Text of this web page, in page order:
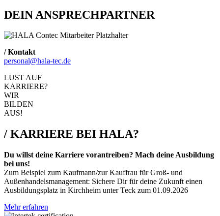
DEIN ANSPRECHPARTNER
/ Kontakt
personal@hala-tec.de
LUST AUF
KARRIERE?
WIR
BILDEN
AUS!
/ KARRIERE BEI HALA?
Du willst deine Karriere vorantreiben? Mach deine Ausbildung
bei uns!
Zum Beispiel zum Kaufmann/zur Kauffrau für Groß- und
Außenhandelsmanagement: Sichere Dir für deine Zukunft einen
Ausbildungsplatz in Kirchheim unter Teck zum 01.09.2026
Mehr erfahren